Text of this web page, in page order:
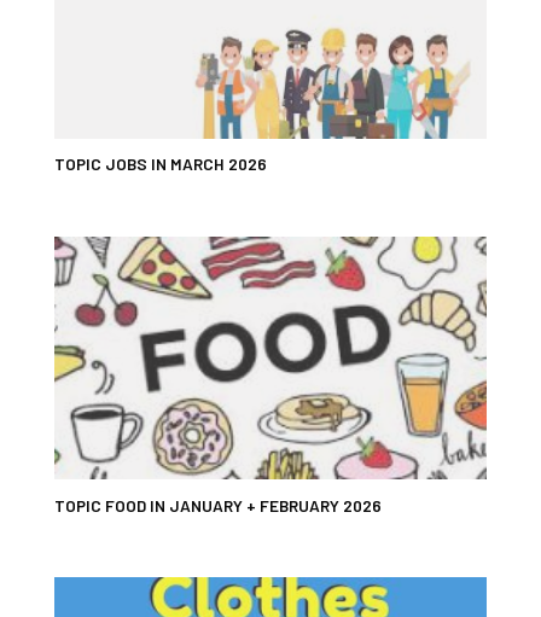
TOPIC JOBS IN MARCH 2026
TOPIC FOOD IN JANUARY + FEBRUARY 2026